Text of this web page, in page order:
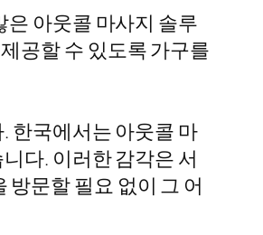
아웃콜 마사지 솔루
공할 수 있도록 가구를
한국에서는 아웃콜 마
다. 이러한 감각은 서
문할 필요 없이 그 어